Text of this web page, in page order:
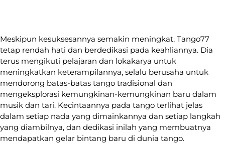
Meskipun kesuksesannya semakin meningkat, Tango77
tetap rendah hati dan berdedikasi pada keahliannya. Dia
terus mengikuti pelajaran dan lokakarya untuk
meningkatkan keterampilannya, selalu berusaha untuk
mendorong batas-batas tango tradisional dan
mengeksplorasi kemungkinan-kemungkinan baru dalam
musik dan tari. Kecintaannya pada tango terlihat jelas
dalam setiap nada yang dimainkannya dan setiap langkah
yang diambilnya, dan dedikasi inilah yang membuatnya
mendapatkan gelar bintang baru di dunia tango.